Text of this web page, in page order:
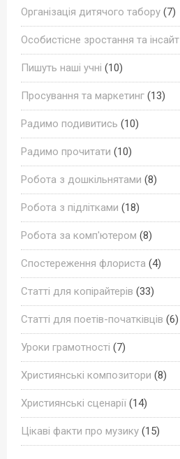
Організація дитячого табору (7)
Особистісне зростання та інсайт
Пишуть наші учні (10)
Просування та маркетинг (13)
Радимо подивитись (10)
Радимо прочитати (10)
Робота з дошкільнятами (8)
Робота з підлітками (18)
Робота за комп'ютером (8)
Спостереження флориста (4)
Статті для копірайтерів (33)
Статті для поетів-початківців (6)
Уроки грамотності (7)
Християнські композитори (8)
Християнські сценарії (14)
Цікаві факти про музику (15)